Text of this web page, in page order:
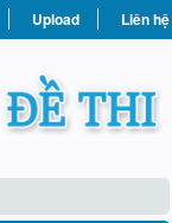
Upload Liên hệ